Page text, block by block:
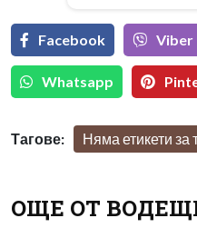
Facebook Viber
Whatsapp
Тагове: Няма етикети за
ОЩЕ ОТ